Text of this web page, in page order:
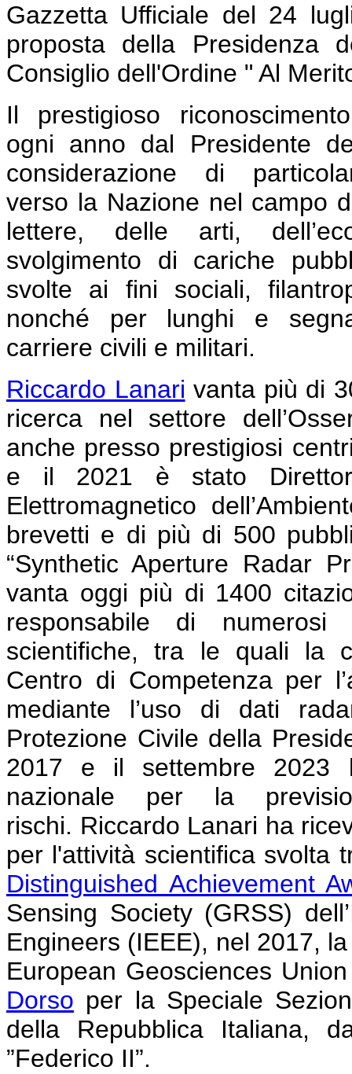
Gazzetta Ufficiale del 24
proposta della Presidenza
Consiglio dell'Ordine " Al
Il prestigioso
ogni anno dal Presidente
considerazione di
verso la Nazione nel campo
lettere, delle arti,
svolgimento di cariche
svolte ai fini sociali,
nonché per lunghi e
carriere civili e militari.
Riccardo Lanari vanta più di
ricerca nel settore
anche presso prestigiosi
e il 2021 è stato
Elettromagnetico
brevetti e di più di 500
“Synthetic Aperture Radar
vanta oggi più di 1400
responsabile di
scientifiche, tra le quali la
Centro di Competenza per
mediante l’uso di dati
Protezione Civile della
2017 e il settembre 2023
nazionale per la
rischi. Riccardo Lanari ha
per l'attività scientifica svolta
Distinguished Achievement
Sensing Society (GRSS)
Engineers (IEEE), nel 2017,
European Geosciences
Dorso per la Speciale
della Repubblica Italiana,
”Federico II”.